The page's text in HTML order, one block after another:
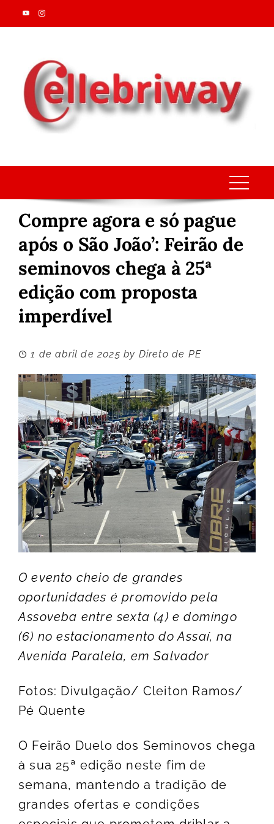
Skip
to
Compre agora e só pague
após o São João’: Feirão de
seminovos chega à 25ª
edição com proposta
imperdível
1 de abril de 2025 by Direto de PE
O evento cheio de grandes
oportunidades é promovido pela
Assoveba entre sexta (4) e domingo
(6) no estacionamento do Assaí, na
Avenida Paralela, em Salvador
Fotos: Divulgação/ Cleiton Ramos/
Pé Quente
O Feirão Duelo dos Seminovos chega
à sua 25ª edição neste fim de
semana, mantendo a tradição de
grandes ofertas e condições